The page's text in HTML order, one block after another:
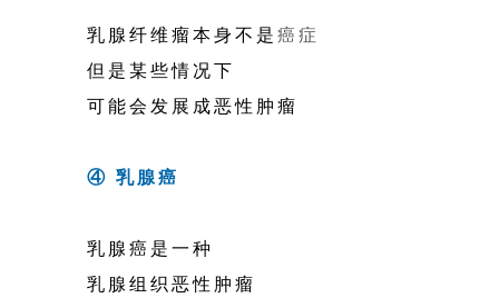
乳腺纤维瘤本身不是癌症
但是某些情况下
可能会发展成恶性肿瘤
④ 乳腺癌
乳腺癌是一种
乳腺组织恶性肿瘤